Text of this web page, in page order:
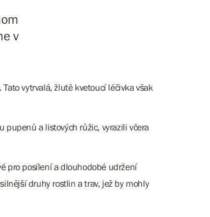
v
vytrvalá, žlutě kvetoucí léčivka však
pupenů a listových růžic, vyrazili včera
pro posílení a dlouhodobé udržení
druhy rostlin a trav, jež by mohly